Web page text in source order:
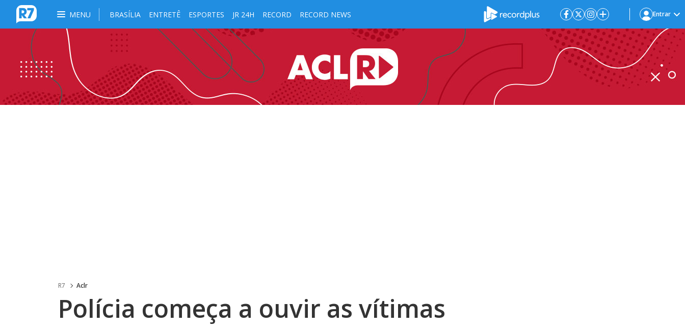
MENU BRASÍLIA ENTRETÊ ESPORTES JR 24H RECORD RECORD NEWS Entrar
R7 Aclr
Polícia começa a ouvir as vítimas